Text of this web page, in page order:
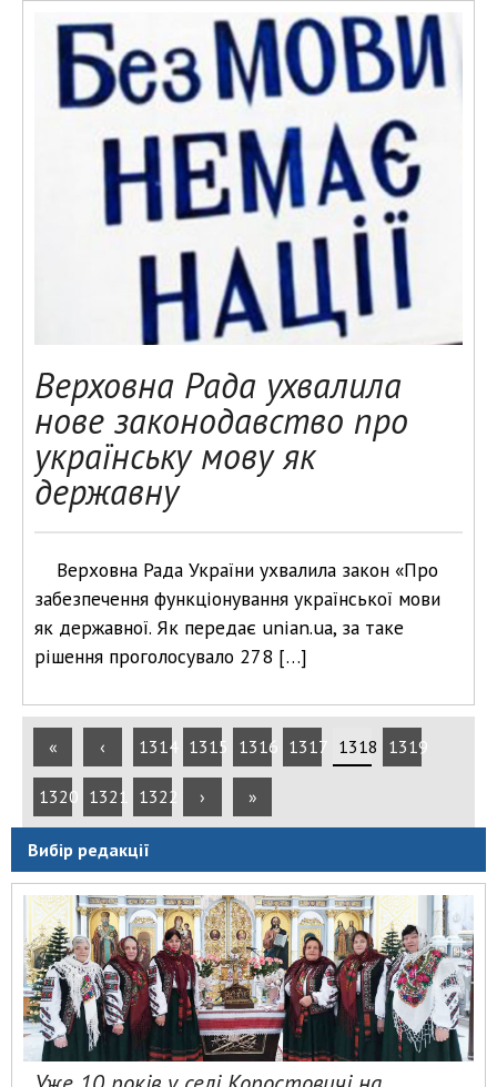
Верховна Рада ухвалила
нове законодавство про
українську мову як
державну
Верховна Рада України ухвалила закон «Про
забезпечення функціонування української мови
як державної. Як передає unian.ua, за таке
рішення проголосувало 278 […]
« ‹ 1314 1315 1316 1317 1318 1319
1320 1321 1322 › »
Вибір редакції